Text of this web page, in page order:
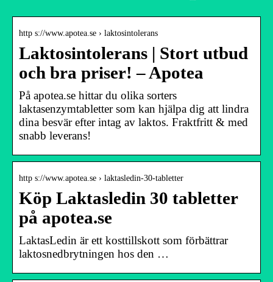
http s://www.apotea.se › laktosintolerans
Laktosintolerans | Stort utbud
och bra priser! – Apotea
På apotea.se hittar du olika sorters
laktasenzymtabletter som kan hjälpa dig att lindra
dina besvär efter intag av laktos. Fraktfritt & med
snabb leverans!
http s://www.apotea.se › laktasledin-30-tabletter
Köp Laktasledin 30 tabletter
på apotea.se
LaktasLedin är ett kosttillskott som förbättrar
laktosnedbrytningen hos den …